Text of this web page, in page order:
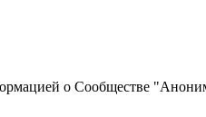
о Сообществе